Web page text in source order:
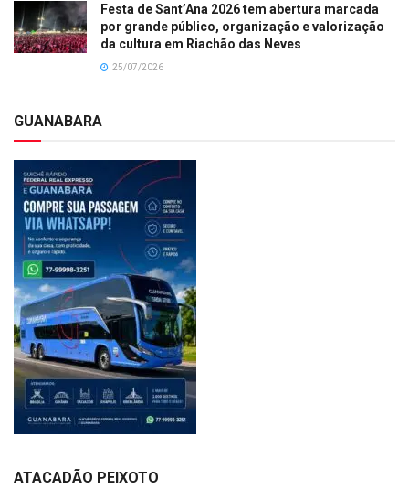
Festa de Sant’Ana 2026 tem abertura marcada
por grande público, organização e valorização
da cultura em Riachão das Neves
25/07/2026
GUANABARA
ATACADÃO PEIXOTO